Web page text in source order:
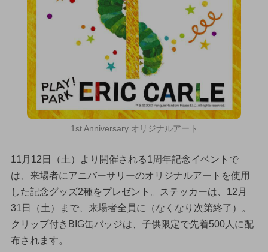
1st Anniversary オリジナルアート
11月12日（土）より開催される1周年記念イベントで
は、来場者にアニバーサリーのオリジナルアートを使用
した記念グッズ2種をプレゼント。ステッカーは、12月
31日（土）まで、来場者全員に（なくなり次第終了）。
クリップ付きBIG缶バッジは、子供限定で先着500人に配
布されます。